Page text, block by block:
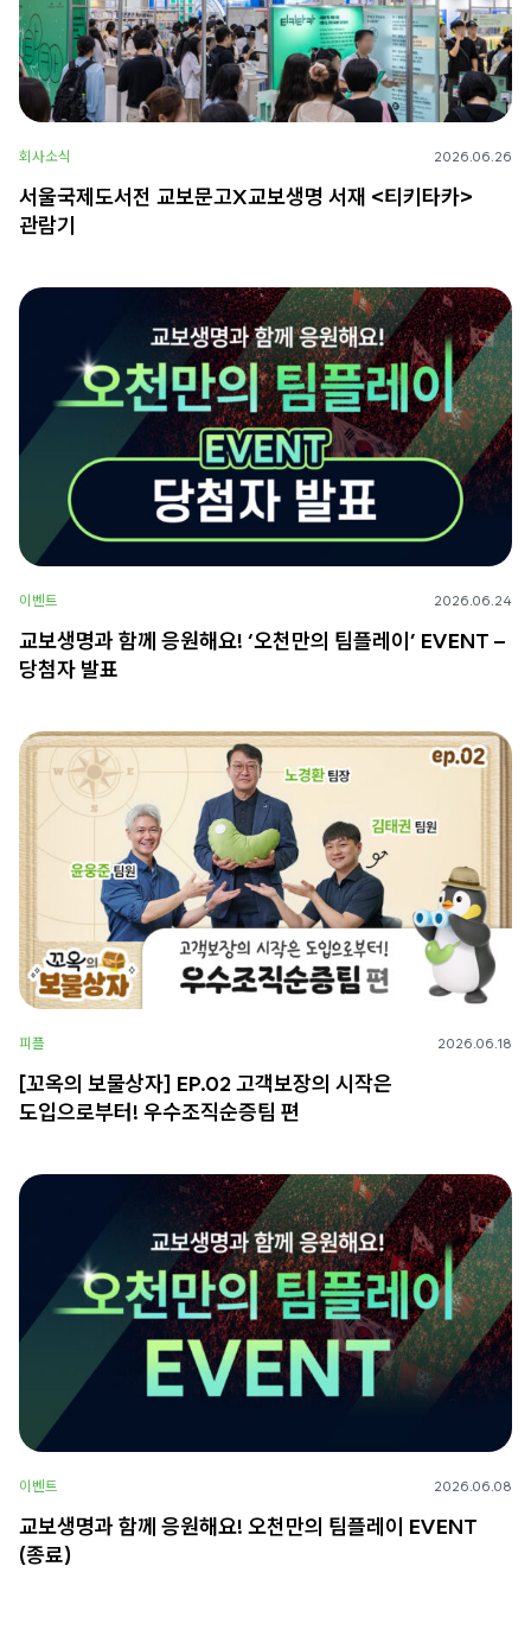
회사소식 2026.06.26
서울국제도서전 교보문고X교보생명 서재 <티키타카>
관람기
이벤트 2026.06.24
교보생명과 함께 응원해요! ‘오천만의 팀플레이’ EVENT –
당첨자 발표
피플 2026.06.18
[꼬옥의 보물상자] EP.02 고객보장의 시작은
도입으로부터! 우수조직순증팀 편
이벤트 2026.06.08
교보생명과 함께 응원해요! 오천만의 팀플레이 EVENT
(종료)